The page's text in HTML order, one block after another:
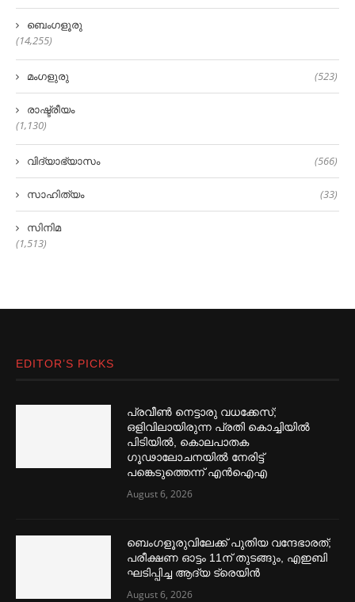
ബെംഗളൂരു
(14,255)
മംഗളുരു (523)
രാഷ്ട്രീയം
(1,130)
വിദ്യാഭ്യാസം (566)
സാഹിത്യം (33)
സിനിമ
(1,513)
EDITOR’S PICKS
പ്രവീൺ നെട്ടാരു വധക്കേസ്;
ഒളിവിലായിരുന്ന പ്രതി കൊച്ചിയിൽ
പിടിയിൽ, കൊലപാതക
ഗൂഢാലോചനയിൽ നേരിട്ട്
പങ്കെടുത്തെന്ന് എൻഐഎ
August 6, 2026
ബെംഗളൂരുവിലേക്ക് പുതിയ വന്ദേഭാരത്;
പരീക്ഷണ ഓട്ടം 11ന് തുടങ്ങും, എഇബി
ഘടിപ്പിച്ച ആദ്യ ട്രെയിന്‍
August 6, 2026